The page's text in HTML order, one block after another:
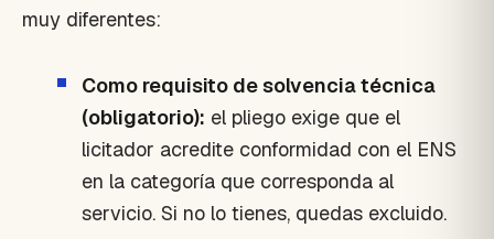
muy diferentes:
Como requisito de solvencia técnica
(obligatorio): el pliego exige que el
licitador acredite conformidad con el ENS
en la categoría que corresponda al
servicio. Si no lo tienes, quedas excluido.